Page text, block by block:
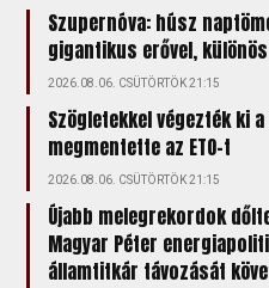
Szupernóva: húsz
gigantikus erővel,
2026.08.06. CSÜTÖRTÖK 21:15
Szögletekkel végezték ki a
megmentette az ETO-t
2026.08.06. CSÜTÖRTÖK 21:15
Újabb melegrekordok
Magyar Péter
államtitkár távozását